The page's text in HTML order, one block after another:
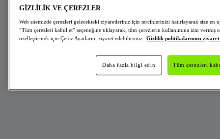
GİZLİLİK VE ÇEREZLER
Web sitemizde çerezleri gelecekteki ziyaretleriniz için tercihlerinizi hatırlayarak size en
“Tüm çerezleri kabul et” seçeneğine tıklayarak, tüm çerezlerin kullanımına izin vermiş
özelleştirmek için Çerez Ayarlarını ziyaret edebilirsiniz.
Gizlilik politikalarımızı
Tüm çerezleri
Daha fazla bilgi edin